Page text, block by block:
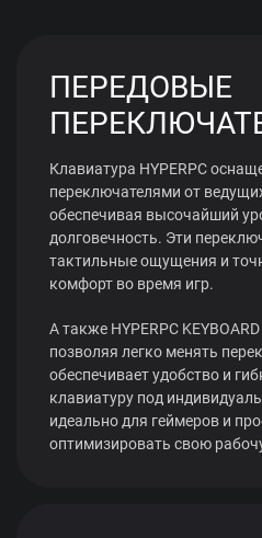
ПЕРЕДОВЫЕ
Клавиатура HYPERPC
переключателями от
обеспечивая высочайший
долговечность. Эти
тактильные ощущения и
комфорт во время игр.
А также HYPERPC
позволяя легко менять
обеспечивает удобство и
клавиатуру под
идеально для геймеров и
оптимизировать свою